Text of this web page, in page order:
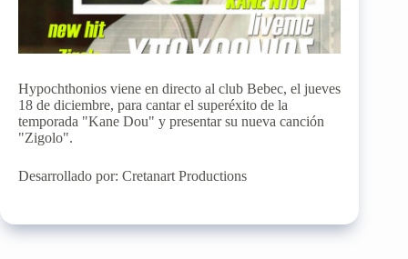
Hypochthonios viene en directo al club Bebec, el jueves
18 de diciembre, para cantar el superéxito de la
temporada "Kane Dou" y presentar su nueva canción
"Zigolo".
Desarrollado por: Cretanart Productions